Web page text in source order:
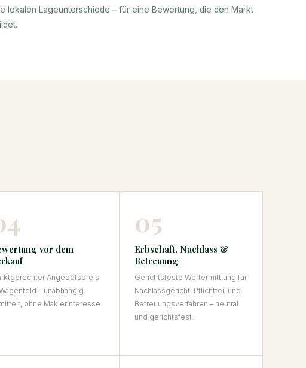
lokalen Lageunterschiede – für eine Bewertung, die den Markt
vor dem
Angebotspreis
– unabhängig
ohne Maklerinteresse.
05
Erbschaft, Nachlass &
Betreuung
Gerichtsfeste Wertermittlung für
Nachlassgericht, Pflichtteil und
Betreuungsverfahren – neutral
und gerichtsfest.